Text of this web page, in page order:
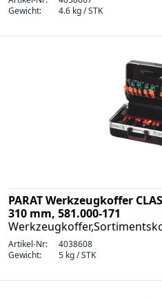
Gewicht:
4.6 kg / STK
PARAT Werkzeugkoffer
310 mm, 581.000-171
Artikel-Nr:
4038608
Gewicht:
5 kg / STK